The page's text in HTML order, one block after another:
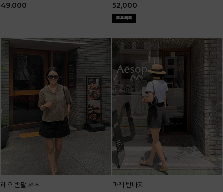
49,000 52,000
레오 반팔 셔츠 마레 반바지